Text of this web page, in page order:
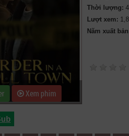
Xem phim
Thời lượng:
Lượt xem:
Năm xuất